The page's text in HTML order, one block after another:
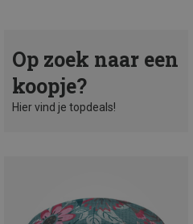
Op zoek naar een
koopje?
Hier vind je topdeals!